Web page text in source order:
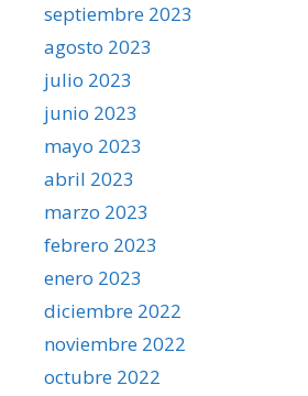
septiembre 2023
agosto 2023
julio 2023
junio 2023
mayo 2023
abril 2023
marzo 2023
febrero 2023
enero 2023
diciembre 2022
noviembre 2022
octubre 2022